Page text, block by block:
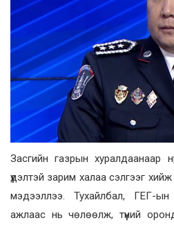
Засгийн газрын хуралдаанаар
үүдэлтэй зарим халаа сэлгээг
мэдээллээ. Тухайлбал, ГЕГ-ын
ажлаас нь чөлөөлж, түүний